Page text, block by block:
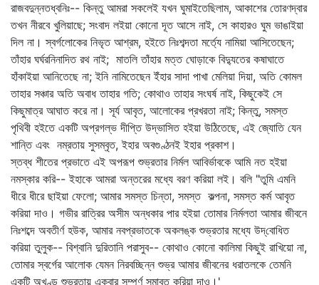
রাজবদুন্নতধ্বনিঃ-- কিন্তু আমরা সকলেই যখন ঘুমাইতেছিলাম, আকাশের তোরণদ্বার
তখন নীরবে খুলিয়াছে; সংবাদ লইয়া কোনো দূত আসে নাই, সে কাহারও ঘুম ভাঙাইয়া
দিল না। স্বর্গলোকের নিভৃত আশ্রম, হইতে নিঃশব্দতা মর্ত্যে নামিয়া আসিতেছেন;
তাঁহার ঘর্ঘরনিনাদিত রথ নাই; মাতলি তাঁহার মত্ত ঘোড়াকে বিদ্যুতের কষাঘাতে
হাঁকাইয়া আনিতেছে না; ইনি নামিতেছেন ইঁহার সাদা পাখা মেলিয়া দিয়া, অতি কোমল
তাহার সঞ্চার অতি অবাধ তাহার গতি; কোথাও তাহার সংঘর্ষ নাই, কিছুকেই সে
কিছুমাত্র আঘাত করে না। সূর্য আবৃত, আলোকের প্রখরতা নাই; কিন্তু, সমস্ত
পৃথিবী হইতে একটি অপ্রগল্‌ভ দীপ্তি উদ্ভাসিত হইয়া উঠিতেছে, এই জ্যোতি যেন
শান্তি এবং নম্রতায় সুসম্‌বৃত, ইহার অবগুণ্ঠনই ইহার প্রকাশ।
স্তব্ধ শীতের প্রভাতে এই অপরূপ শুভ্রতার নির্মল আবির্ভাবকে আমি নত হইয়া
নমস্কার করি-- ইহাকে আমরা অন্তরের মধ্যে বরণ করিয়া লই। বলি "তুমি এমনি
ধীরে ধীরে ছাইয়া ফেলো; আমার সমস্ত চিন্তা, সমস্ত কল্পনা, সমস্ত কর্ম আবৃত
করিয়া দাও। গভীর রাত্রির অসীম অন্ধকার পার হইয়া তোমার নির্মলতা আমার জীবনে
নিঃশব্দে অবতীর্ণ হউক, আমার নবপ্রভাতকে অকলঙ্ক শুভ্রতার মধ্যে উদ্‌বোধিত
করিয়া তুলুক-- বিশ্বানি দুরিতানি পরাসুব-- কোথাও কোনো কালিমা কিছুই রাখিয়ো না,
তোমার স্বর্গের আলোক যেমন নিরবচ্ছিন্ন শুভ্র আমার জীবনের ধরাতলকে তেমনি
একটি অখণ্ড শুভ্রতায় একবার সম্পূর্ণ সমাবৃত করিয়া দাও।'